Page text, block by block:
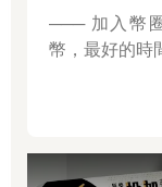
然也無法培養出對
人，還是選擇住在
力卻大不如前。這
趨緩，加上不景氣
─── 加入幣
幣，最好的時